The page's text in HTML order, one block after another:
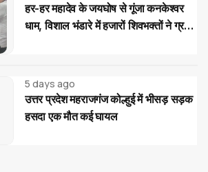
हर-हर महादेव के जयघोष से गूंजा कनकेश्वर
धाम, विशाल भंडारे में हजारों शिवभक्तों ने ग्रहण
5 days ago
उत्तर प्रदेश महराजगंज कोल्हुई में भीसड़ सड़क
हसदा एक मौत कई घायल